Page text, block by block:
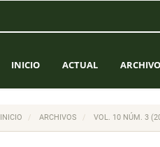
INICIO ACTUAL
INICIO ARCHIVOS VOL. 10 NÚM. 3